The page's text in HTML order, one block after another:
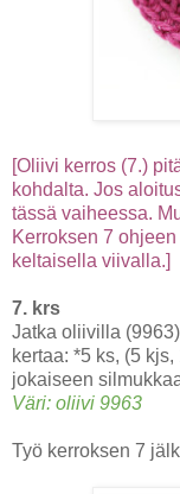
[Oliivi kerros (7.)
kohdalta. Jos
tässä vaiheessa.
Kerroksen 7
keltaisella viivalla.]
7. krs
Jatka oliivilla
kertaa: *5 ks, (5
jokaiseen
Väri: oliivi 9963
Työ kerroksen 7